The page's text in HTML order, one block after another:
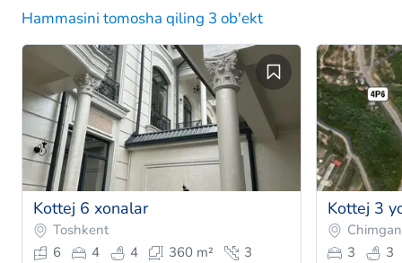
Hammasini tomosha qiling 3 ob'ekt
Kottej 6 xonalar
Toshkent
6
4 4 360 m²
3
Kottej 3
Chimgan
3
3